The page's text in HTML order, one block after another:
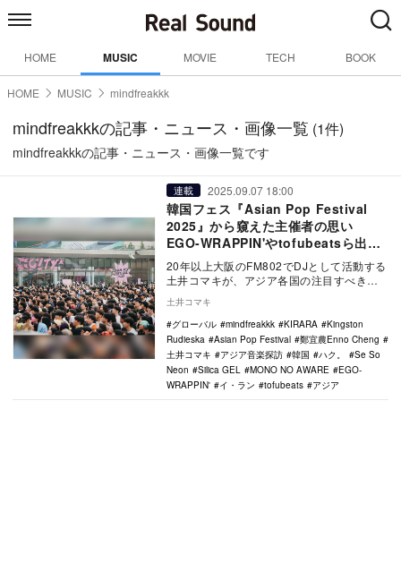
HOME MUSIC MOVIE TECH BOOK
HOME MUSIC mindfreakkk
mindfreakkkの記事・ニュース・画像一覧 (1件)
mindfreakkkの記事・ニュース・画像一覧です
連載 2025.09.07 18:00
韓国フェス『Asian Pop Festival
2025』から窺えた主催者の思い
EGO-WRAPPIN'やtofubeatsら出
演、貴重なコラボステージも
20年以上大阪のFM802でDJとして活動する
土井コマキが、アジア各国の注目すべき音
楽を日本の音楽ファンに伝えるため、独自
の視点…
土井コマキ
グローバル
mindfreakkk KIRARA
Kingston
Rudieska
Asian Pop Festival
鄭宜農Enno Cheng
土井コマキ
アジア音楽探訪 韓国 ハク。
Se So
Neon
Silica GEL MONO NO AWARE
EGO-
WRAPPIN'
イ・ラン tofubeats アジア